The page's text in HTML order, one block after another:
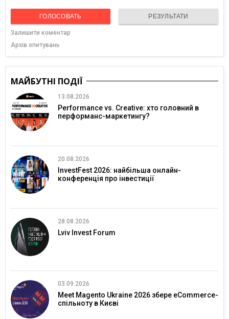
ГОЛОСОВАТЬ РЕЗУЛЬТАТИ
Залишити коментар
Архів опитувань
МАЙБУТНІ ПОДІЇ
13.08.2026
Performance vs. Creative: хто головний в
перформанс-маркетингу?
20.08.2026
InvestFest 2026: найбільша онлайн-
конференція про інвестиції
28.08.2026
Lviv Invest Forum
03.09.2026
Meet Magento Ukraine 2026 збере eCommerce-
спільноту в Києві